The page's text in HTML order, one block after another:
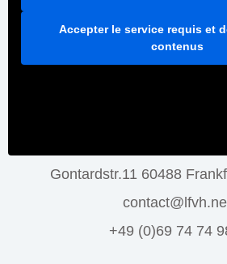
Accepter le service requis et
contenus
Gontardstr.11 60488
+49 (0)69 74 74